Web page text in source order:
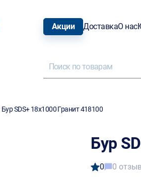
Акции ДоставкаО нас
Бур SDS+ 18х1000 Гранит 418100
Бур
0 0